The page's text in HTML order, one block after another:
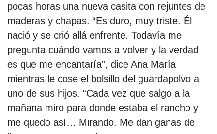
pocas horas una nueva casita con rejuntes de
maderas y chapas. “Es duro, muy triste. Él
nació y se crió allá enfrente. Todavía me
pregunta cuándo vamos a volver y la verdad
es que me encantaría”, dice Ana María
mientras le cose el bolsillo del guardapolvo a
uno de sus hijos. “Cada vez que salgo a la
mañana miro para donde estaba el rancho y
me quedo así… Mirando. Me dan ganas de